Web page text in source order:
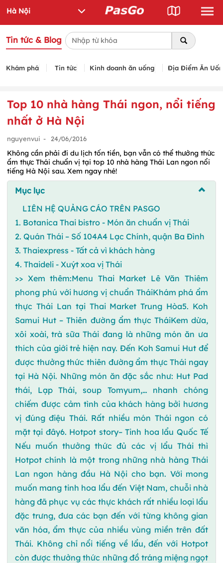
Tin tức & Blog
Khám phá Tin tức Kinh doanh ăn uống Địa Điểm Ăn
Top 10 nhà hàng Thái ngon, nổi tiếng
nhất ở Hà Nội
nguyenvui - 24/06/2016
Không cần phải đi du lịch tốn tiền, bạn vẫn có thể thưởng thức
ẩm thực Thái chuẩn vị tại top 10 nhà hàng Thái Lan ngon nổi
tiếng Hà Nội sau. Xem ngay nhé!
Mục lục
LIÊN HỆ QUẢNG CÁO TRÊN PASGO
1. Botanica Thai bistro - Món ăn chuẩn vị Thái
2. Quán Thái – Số 104A4 Lạc Chính, quận Ba Đình
3. Thaiexpress - Tất cả vì khách hàng
4. Thaideli - Xuýt xoa vị Thái
>> Xem thêm:Menu Thai Market Lê Văn Thiêm
phong phú với hương vị chuẩn TháiKhám phá ẩm
thực Thái Lan tại Thai Market Trung Hòa5. Koh
Samui Hut – Thiên đường ẩm thực TháiKem dừa,
xôi xoài, trà sữa Thái đang là những món ăn ưa
thích của giới trẻ hiện nay. Đến Koh Samui Hut để
được thưởng thức thiên đường ẩm thực Thái ngay
tại Hà Nội. Những món ăn đặc sắc như: Hut Pad
thái, Lạp Thái, soup Tomyum,… nhanh chóng
chiếm được cảm tình của khách hàng bởi hương
vị đúng điệu Thái. Rất nhiều món Thái ngon có
mặt tại đây6. Hotpot story– Tinh hoa lẩu Quốc Tế
Nếu muốn thưởng thức đủ các vị lẩu Thái thì
Hotpot chính là một trong những nhà hàng Thái
Lan ngon hàng đầu Hà Nội cho bạn. Với mong
muốn mang tinh hoa lẩu đến Việt Nam, chuỗi nhà
hàng đã phục vụ các thực khách rất nhiều loại lẩu
đặc trưng, đưa các bạn đến với từng không gian
văn hóa, ẩm thực của nhiều vùng miền trên đất
Thái. Không chỉ nổi tiếng về lẩu, đến với Hotpot
còn được thưởng thức những đồ tráng miệng ngọt